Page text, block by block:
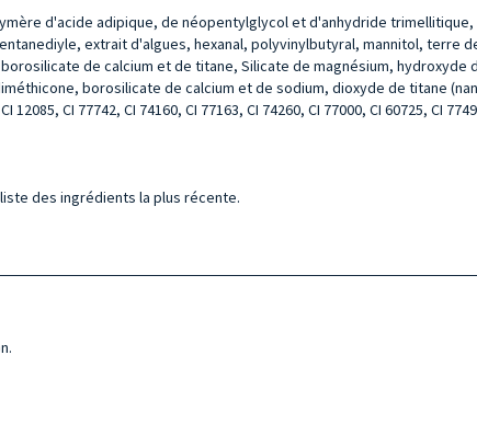
d'acide adipique, de néopentylglycol et d'anhydride
extrait d'algues, hexanal, polyvinylbutyral, mannitol, terre
de calcium et de titane, Silicate de magnésium, hydroxyde
borosilicate de calcium et de sodium, dioxyde de titane
CI 77742, CI 74160, CI 77163, CI 74260, CI 77000, CI 60725, CI
des ingrédients la plus récente.